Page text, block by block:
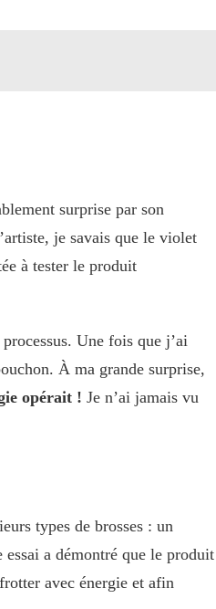
surprise par son
je savais que le violet
à tester le produit
Une fois que j’ai
À ma grande surprise,
opérait ! Je n’ai jamais vu
types de brosses : un
a démontré que le produit
avec énergie et afin